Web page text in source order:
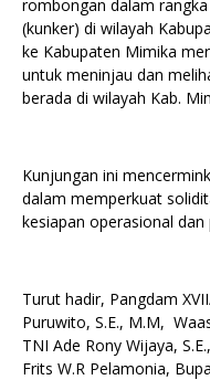
rombongan dalam
(kunker) di wilayah
ke Kabupaten Mimika
untuk meninjau dan
berada di wilayah Kab.
Kunjungan ini
dalam memperkuat
kesiapan operasional
Turut hadir, Pangdam
Puruwito, S.E., M.M,
TNI Ade Rony Wijaya,
Frits W.R Pelamonia,